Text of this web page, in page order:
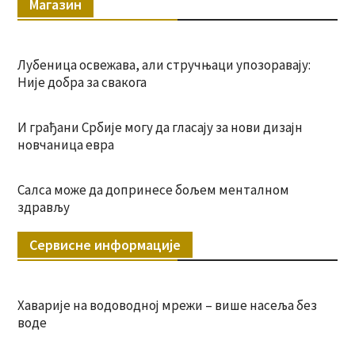
Магазин
Лубеница освежава, али стручњаци упозоравају:
Није добра за свакога
И грађани Србије могу да гласају за нови дизајн
новчаница евра
Салса може да допринесе бољем менталном
здрављу
Сервисне информације
Хаварије на водоводној мрежи – више насеља без
воде